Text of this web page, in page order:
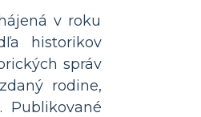
v roku
historikov
správ
rodine,
Publikované